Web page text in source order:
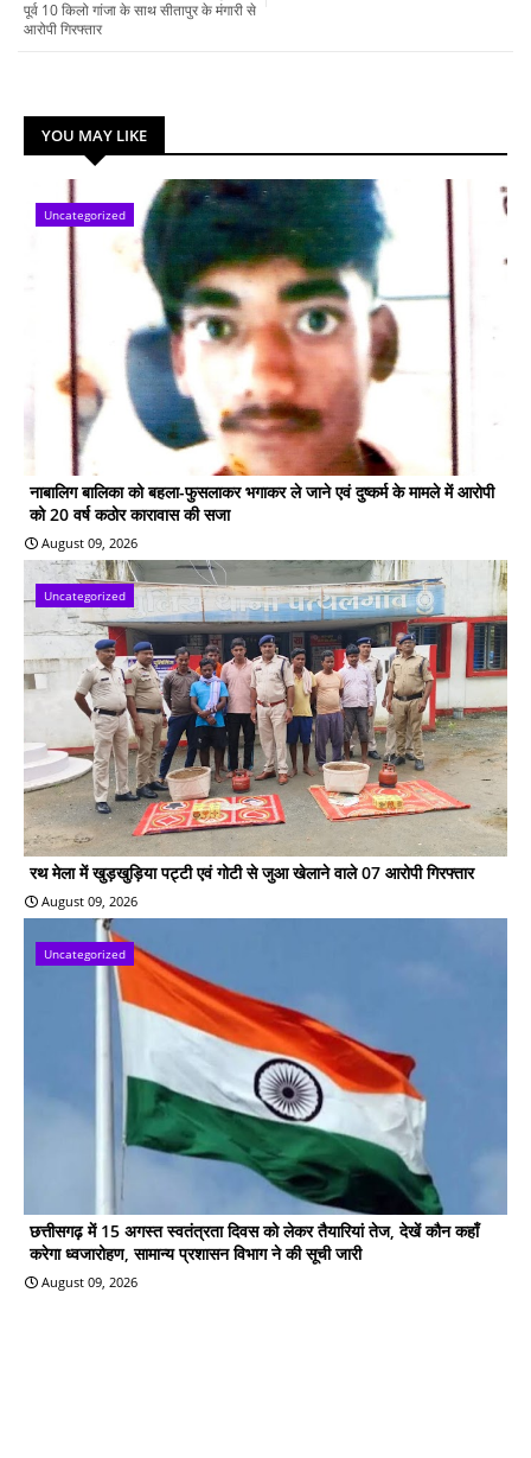
पूर्व 10 किलो गांजा के साथ सीतापुर के मंगारी से
आरोपी गिरफ्तार
YOU MAY LIKE
Uncategorized
नाबालिग बालिका को बहला-फुसलाकर भगाकर ले जाने एवं दुष्कर्म के मामले में आरोपी
को 20 वर्ष कठोर कारावास की सजा
August 09, 2026
Uncategorized
रथ मेला में खुड़खुड़िया पट्टी एवं गोटी से जुआ खेलाने वाले 07 आरोपी गिरफ्तार
August 09, 2026
Uncategorized
छत्तीसगढ़ में 15 अगस्त स्वतंत्रता दिवस को लेकर तैयारियां तेज, देखें कौन कहाँ
करेगा ध्वजारोहण, सामान्य प्रशासन विभाग ने की सूची जारी
August 09, 2026